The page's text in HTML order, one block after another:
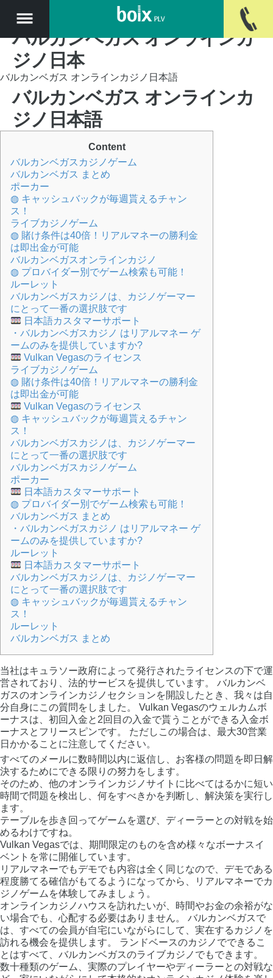
バルカンベガス オンラインカ
ジノ日本
バルカンベガス オンラインカジノ日本語
バルカンベガス オンラインカ
ジノ日本語
Content
バルカンベガスカジノゲーム
バルカンベガス まとめ
ポーカー
◍ キャッシュバックが毎週貰えるチャン
ス！
ライブカジノゲーム
◍ 賭け条件は40倍！リアルマネーの勝利金
は即出金が可能
バルカンベガスオンラインカジノ
◍ プロバイダー別でゲーム検索も可能！
ルーレット
バルカンベガスカジノは、カジノゲーマー
にとって一番の選択肢です
日本語カスタマーサポート
・バルカンベガスカジノ はリアルマネー ゲ
ームのみを提供していますか?
Vulkan Vegasのライセンス
ライブカジノゲーム
◍ 賭け条件は40倍！リアルマネーの勝利金
は即出金が可能
Vulkan Vegasのライセンス
◍ キャッシュバックが毎週貰えるチャン
ス！
バルカンベガスカジノは、カジノゲーマー
にとって一番の選択肢です
バルカンベガスカジノゲーム
ポーカー
日本語カスタマーサポート
◍ プロバイダー別でゲーム検索も可能！
バルカンベガス まとめ
・バルカンベガスカジノ はリアルマネー ゲ
ームのみを提供していますか?
ルーレット
日本語カスタマーサポート
バルカンベガスカジノは、カジノゲーマー
にとって一番の選択肢です
◍ キャッシュバックが毎週貰えるチャン
ス！
ルーレット
バルカンベガス まとめ
当社はキュラソー政府によって発行されたライセンスの下で運
営されており、法的サービスを提供しています。 バルカンベ
ガスのオンラインカジノセクションを開設したとき、我々は自
分自身にこの質問をしました。 Vulkan Vegasのウェルカムボ
ーナスは、初回入金と2回目の入金で貰うことができる入金ボ
ーナスとフリースピンです。 ただしこの場合は、最大30営業
日かかることに注意してください。
すべてのメールに数時間以内に返信し、お客様の問題を即日解
決するためにできる限りの努力をします。
そのため、他のオンラインカジノサイトに比べてはるかに短い
時間で問題を検出し、何をすべきかを判断し、解決策を実行し
ます。
テーブルを歩き回ってゲームを選び、ディーラーとの対戦を始
めるわけですね。
Vulkan Vegasでは、期間限定のものを含め様々なボーナスイ
ベントを常に開催しています。
リアルマネーでもデモでも内容は全く同じなので、デモである
程度勝てる確信がもてるようになってから、リアルマネーでカ
ジノゲームを体験してみましょう。
オンラインカジノハウスを訪れたいが、時間やお金の余裕がな
い場合でも、心配する必要はありません。 バルカンベガスで
は、すべての会員が自宅にいながらにして、実在するカジノを
訪れる機会を提供します。 ランドベースのカジノでできるこ
とはすべて、バルカンベガスのライブカジノでもできます。
数十種類のゲーム、実際のプレイヤーやディーラーとの対戦な